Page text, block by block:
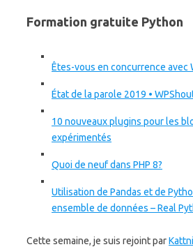
Formation gratuite Python
Êtes-vous en concurrence avec
État de la parole 2019 •
10 nouveaux plugins pour les
expérimentés
Quoi de neuf dans PHP 8?
Utilisation de Pandas et de
ensemble de données – Real
Cette semaine, je suis rejoint par